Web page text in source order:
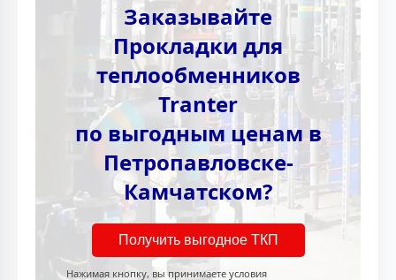
Заказывайте
Прокладки для
теплообменников
Tranter
по выгодным ценам в
Петропавловске-
Камчатском?
Получить выгодное ТКП
Нажимая кнопку, вы принимаете условия